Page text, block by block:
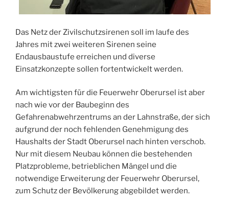
Das Netz der Zivilschutzsirenen soll im laufe des
Jahres mit zwei weiteren Sirenen seine
Endausbaustufe erreichen und diverse
Einsatzkonzepte sollen fortentwickelt werden.
Am wichtigsten für die Feuerwehr Oberursel ist aber
nach wie vor der Baubeginn des
Gefahrenabwehrzentrums an der Lahnstraße, der sich
aufgrund der noch fehlenden Genehmigung des
Haushalts der Stadt Oberursel nach hinten verschob.
Nur mit diesem Neubau können die bestehenden
Platzprobleme, betrieblichen Mängel und die
notwendige Erweiterung der Feuerwehr Oberursel,
zum Schutz der Bevölkerung abgebildet werden.